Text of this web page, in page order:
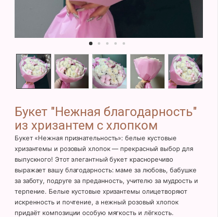
Букет "Нежная благодарность"
из хризантем с хлопком
Букет «Нежная признательность»: белые кустовые
хризантемы и розовый хлопок — прекрасный выбор для
выпускного! Этот элегантный букет красноречиво
выражает вашу благодарность: маме за любовь, бабушке
за заботу, подруге за преданность, учителю за мудрость и
терпение. Белые кустовые хризантемы олицетворяют
искренность и почтение, а нежный розовый хлопок
придаёт композиции особую мягкость и лёгкость.